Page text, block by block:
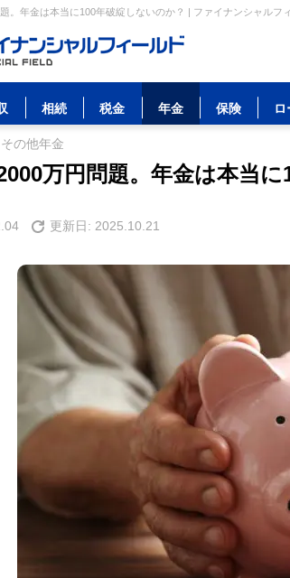
。年金は本当に100年破綻しないのか？ | ファイナンシャルフ
相続 税金 年金 保険 ロ
その他年金
万円問題。年金は本当
更新日: 2025.10.21